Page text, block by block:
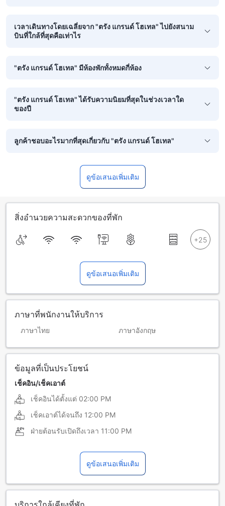
เวลาเดินทางโดยเฉลี่ยจาก "ตรัง แกรนด์ โฮเทล" ไปยังสนาม
บินที่ใกล้ที่สุดคือเท่าไร
"ตรัง แกรนด์ โฮเทล" มีห้องพักทั้งหมดกี่ห้อง
"ตรัง แกรนด์ โฮเทล" ได้รับความนิยมที่สุดในช่วงเวลาใด
ของปี
ลูกค้าชอบอะไรมากที่สุดเกี่ยวกับ "ตรัง แกรนด์ โฮเทล"
ดูข้อเสนอเพิ่มเติม
สิ่งอำนวยความสะดวกของที่พัก
ดูข้อเสนอเพิ่มเติม
ภาษาที่พนักงานให้บริการ
ภาษาไทย ภาษาอังกฤษ
ข้อมูลที่เป็นประโยชน์
เช็คอิน/เช็คเอาต์
เช็คอินได้ตั้งแต่ 02:00 PM
เช็คเอาต์ได้จนถึง 12:00 PM
ฝ่ายต้อนรับเปิดถึงเวลา 11:00 PM
ดูข้อเสนอเพิ่มเติม